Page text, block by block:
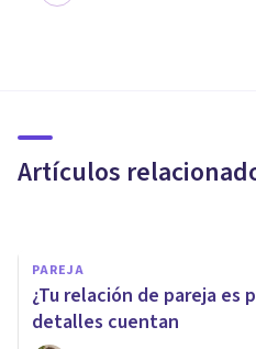
Artículos
tiempos de
PAREJA
¿Tu relación de pareja es
detalles cuentan